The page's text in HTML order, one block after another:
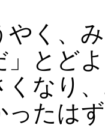
やく、
」とど
くなり
ったは